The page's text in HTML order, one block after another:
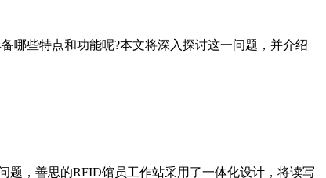
哪些特点和功能呢?本文将深入探讨这一问题，并介绍
题，善思的RFID馆员工作站采用了一体化设计，将读写